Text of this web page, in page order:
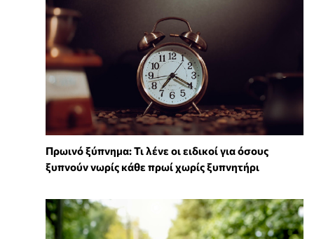
Πρωινό ξύπνημα: Τι λένε οι ειδικοί για όσους
ξυπνούν νωρίς κάθε πρωί χωρίς ξυπνητήρι